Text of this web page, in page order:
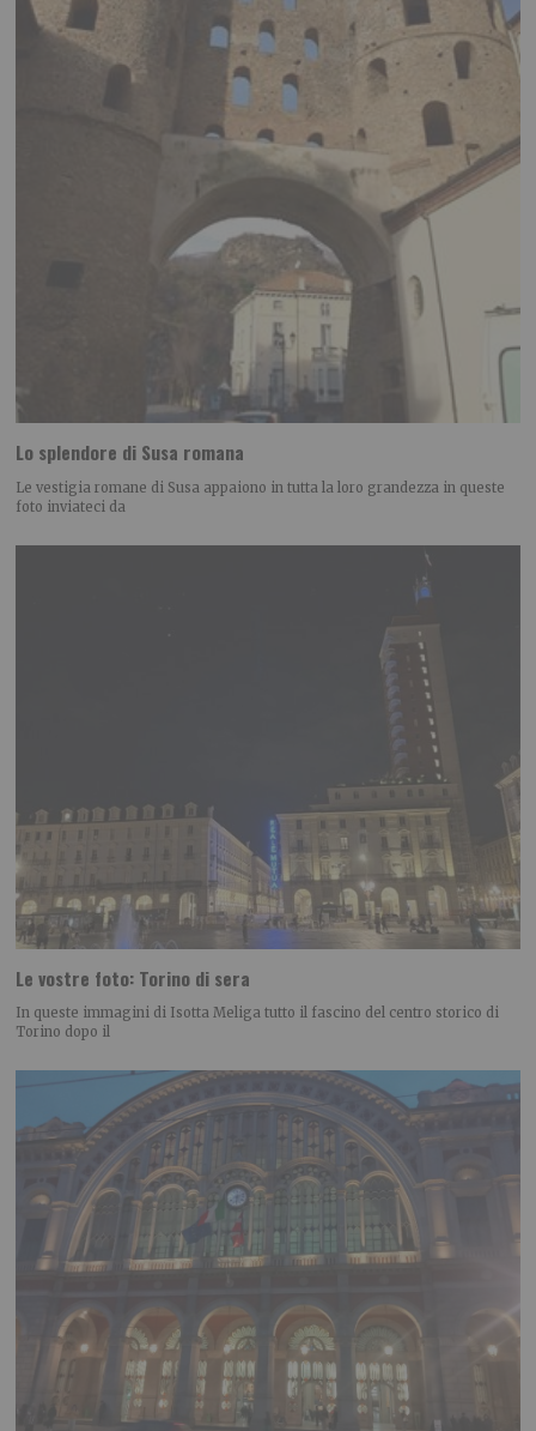
Lo splendore di Susa romana
Le vestigia romane di Susa appaiono in tutta la loro grandezza in queste
foto inviateci da
Le vostre foto: Torino di sera
In queste immagini di Isotta Meliga tutto il fascino del centro storico di
Torino dopo il